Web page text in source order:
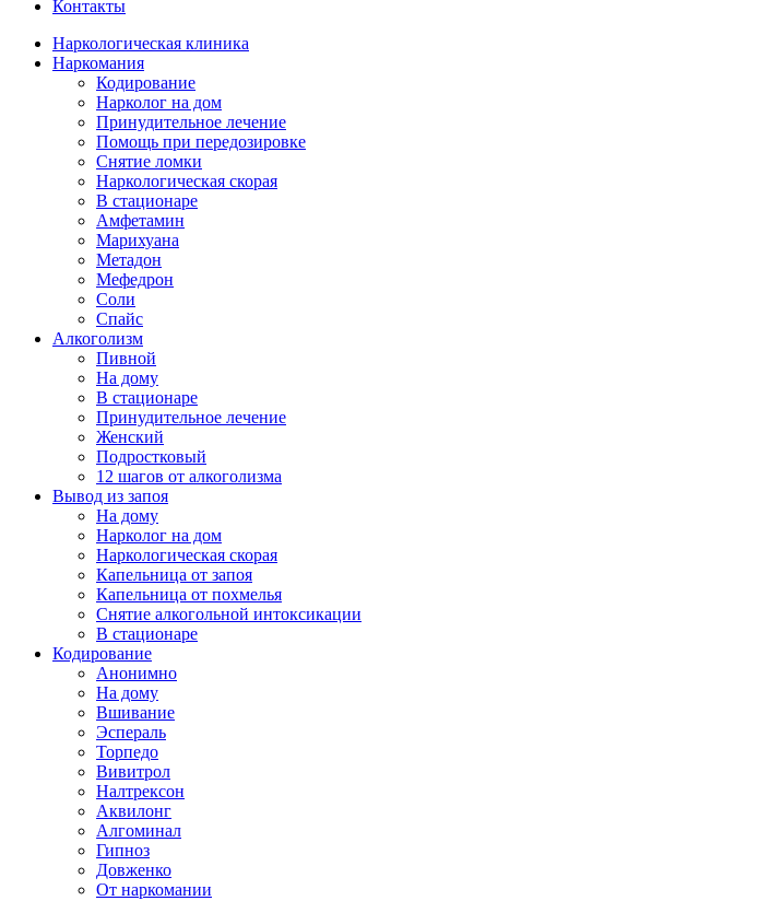
Контакты
Наркологическая клиника
Наркомания
Кодирование
Нарколог на дом
Принудительное лечение
Помощь при передозировке
Снятие ломки
Наркологическая скорая
В стационаре
Амфетамин
Марихуана
Метадон
Мефедрон
Соли
Спайс
Алкоголизм
Пивной
На дому
В стационаре
Принудительное лечение
Женский
Подростковый
12 шагов от алкоголизма
Вывод из запоя
На дому
Нарколог на дом
Наркологическая скорая
Капельница от запоя
Капельница от похмелья
Снятие алкогольной интоксикации
В стационаре
Кодирование
Анонимно
На дому
Вшивание
Эспераль
Торпедо
Вивитрол
Налтрексон
Аквилонг
Алгоминал
Гипноз
Довженко
От наркомании